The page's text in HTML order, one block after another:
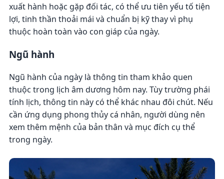
xuất hành hoặc gặp đối tác, có thể ưu tiên yếu tố tiện
lợi, tinh thần thoải mái và chuẩn bị kỹ thay vì phụ
thuộc hoàn toàn vào con giáp của ngày.
Ngũ hành
Ngũ hành của ngày là thông tin tham khảo quen
thuộc trong lịch âm dương hôm nay. Tùy trường phái
tính lịch, thông tin này có thể khác nhau đôi chút. Nếu
cần ứng dụng phong thủy cá nhân, người dùng nên
xem thêm mệnh của bản thân và mục đích cụ thể
trong ngày.